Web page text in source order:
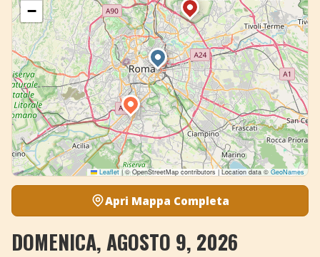
−
Leaflet |© OpenStreetMap contributors | Location data © GeoNames
Apri Mappa Completa
DOMENICA, AGOSTO 9, 2026